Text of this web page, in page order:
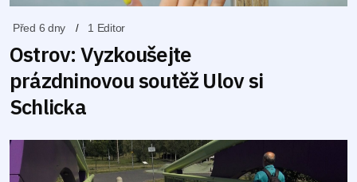
Před 6 dny 1 Editor
Ostrov: Vyzkoušejte
prázdninovou soutěž Ulov si
Schlicka